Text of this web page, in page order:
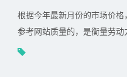
根据今年最新月份的市场价
参考网站质量的，是衡量劳
价格比较高，那是因为制作的